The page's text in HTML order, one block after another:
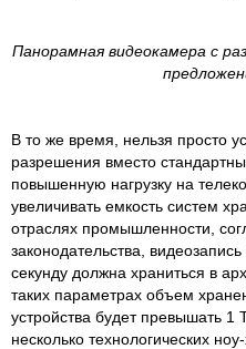
Панорамная видеокамера с
В то же время, нельзя просто
разрешения вместо
повышенную нагрузку на
увеличивать емкость систем
отраслях промышленности,
законодательства,
секунду должна храниться в
таких параметрах объем
устройства будет превышать 1
несколько технологических